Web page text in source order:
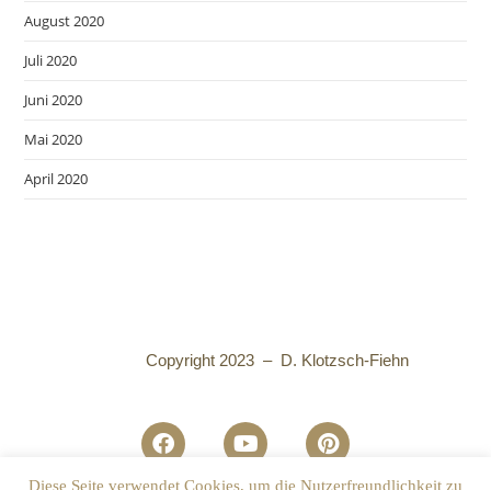
August 2020
Juli 2020
Juni 2020
Mai 2020
April 2020
Copyright 2023 – D. Klotzsch-Fiehn
Diese Seite verwendet Cookies, um die Nutzerfreundlichkeit zu